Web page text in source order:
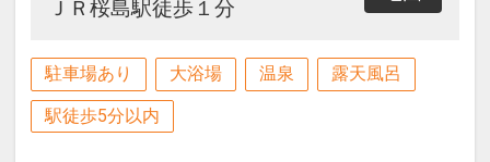
ＪＲ桜島駅徒歩１分
駐車場あり 大浴場 温泉 露天風呂
駅徒歩5分以内